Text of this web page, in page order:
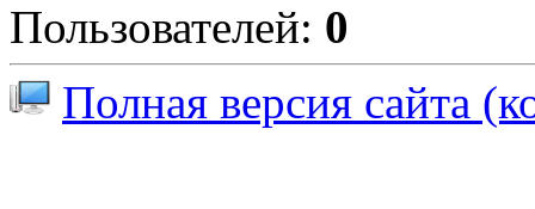
Пользователей: 0
Полная версия сайта